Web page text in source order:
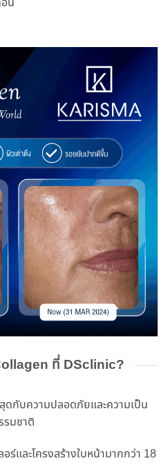
ที่ DSclinic?
ดกับความปลอดภัยและความเป็น
รมชาติ
และโครงสร้างใบหน้ามากกว่า 18